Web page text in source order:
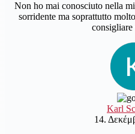
Non ho mai conosciuto nella
sorridente ma soprattutto
Karl
14.